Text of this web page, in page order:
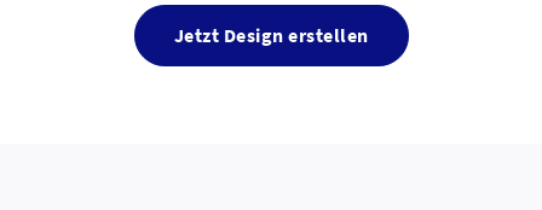
Jetzt Design erstellen